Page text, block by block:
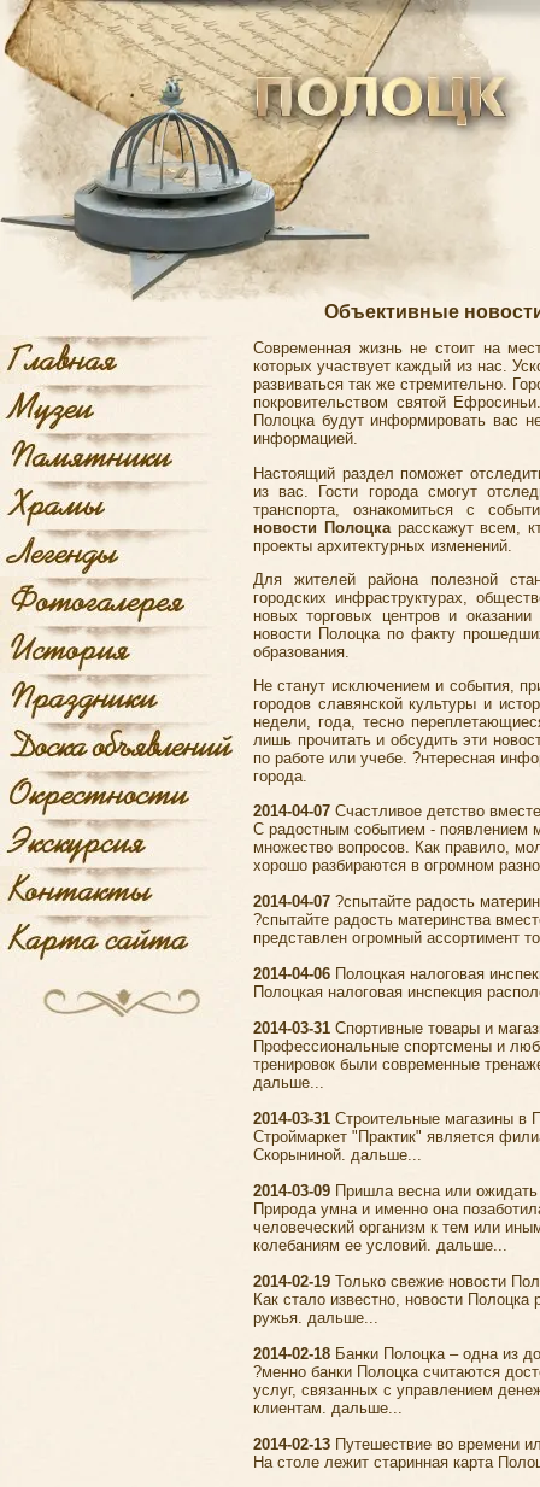
Объективные
Современная жизнь не стоит на
которых участвует каждый из нас.
развиваться так же стремительно.
покровительством святой
Полоцка будут информировать вас
информацией.
Настоящий раздел поможет
из вас. Гости города смогут
транспорта, ознакомиться с
новости Полоцкарасскажут всем,
проекты архитектурных изменений.
Для жителей района полезной
городских инфраструктурах,
новых торговых центров и
новости Полоцка по факту
образования.
Не станут исключением и события,
городов славянской культуры и
недели, года, тесно
лишь прочитать и обсудить эти
по работе или учебе. ?нтересная
города.
2014-04-07 Счастливое детство
С радостным событием - появлением
множество вопросов. Как правило,
хорошо разбираются в огромном
2014-04-07 ?спытайте радость
?спытайте радость материнства
представлен огромный ассортимент
2014-04-06 Полоцкая налоговая
Полоцкая налоговая инспекция
2014-03-31 Спортивные товары и
Профессиональные спортсмены и
тренировок были современные
дальше...
2014-03-31 Строительные магазины в
Строймаркет "Практик" является
Скорыниной. дальше...
2014-03-09 Пришла весна или
Природа умна и именно она
человеческий организм к тем или
колебаниям ее условий. дальше...
2014-02-19 Только свежие новости
Как стало известно, новости
ружья. дальше...
2014-02-18 Банки Полоцка – одна из
?менно банки Полоцка считаются
услуг, связанных с управлением
клиентам. дальше...
2014-02-13 Путешествие во времени
На столе лежит старинная карта